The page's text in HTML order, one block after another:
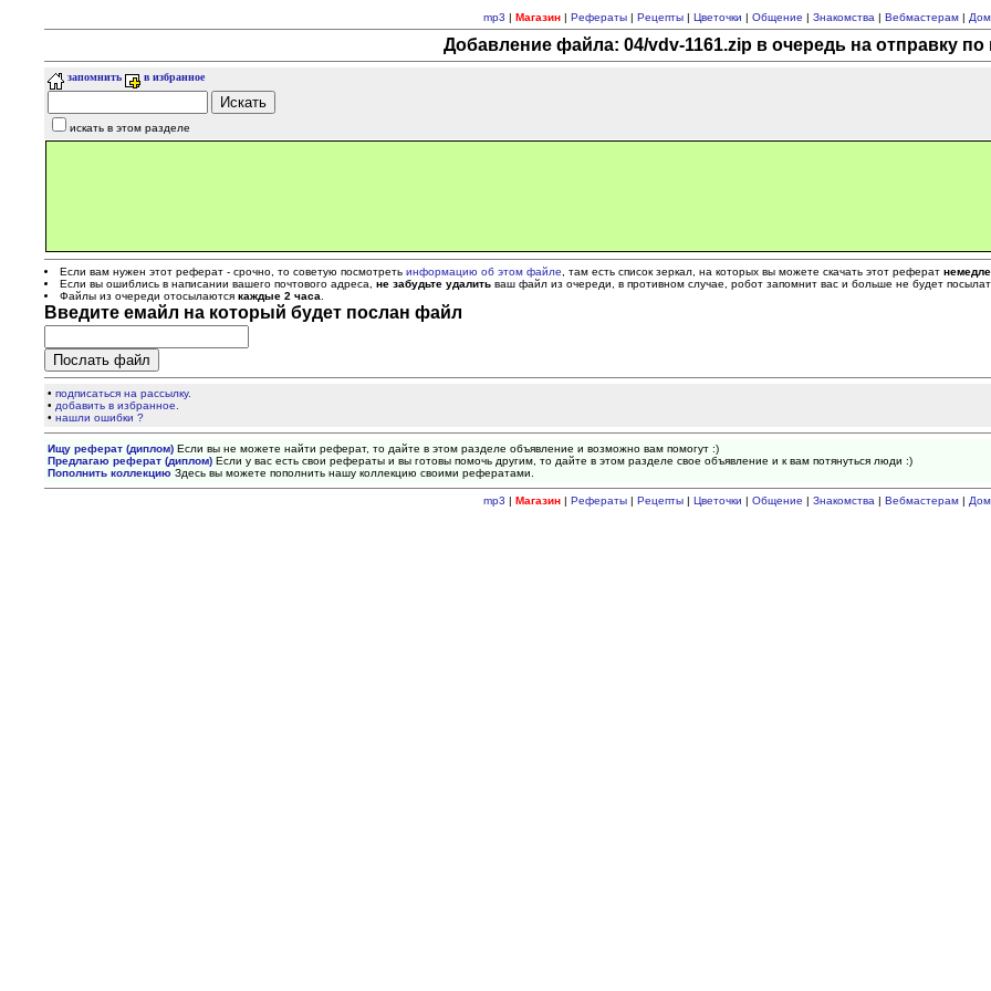
mp3 | Магазин| Рефераты| Рецепты| Цветочки | Общение | Знакомства | Вебмастерам|
Добавление файла: 04/vdv-1161.zip в очередь на отправку по
запомнить в избранное
искать в этом разделе
Если вам нужен этот реферат - срочно, то советую посмотретьинформацию об этом файле , там есть список зеркал, на которых вы можете скачать этот реферат
Если вы ошиблись в написании вашего почтового адреса,не забудьте удалить ваш файл из очереди, в противном случае, робот запомнит вас и больше не будет
Файлы из очереди отосылаютсякаждые 2 часа
Введите емайл на который будет послан файл
•подписаться на рассылку.
• добавить в избранное.
•нашли ошибки ?
Ищу реферат (диплом) Если вы не можете найти реферат, то дайте в этом разделе объявление и возможно вам помогут :)
Предлагаю реферат (диплом) Если у вас есть свои рефераты и вы готовы помочь другим, то дайте в этом разделе свое объявление и к вам потянуться люди :)
Пополнить коллекцию Здесь вы можете пополнить нашу коллекцию своими рефератами.
mp3 | Магазин| Рефераты| Рецепты| Цветочки | Общение | Знакомства | Вебмастерам|